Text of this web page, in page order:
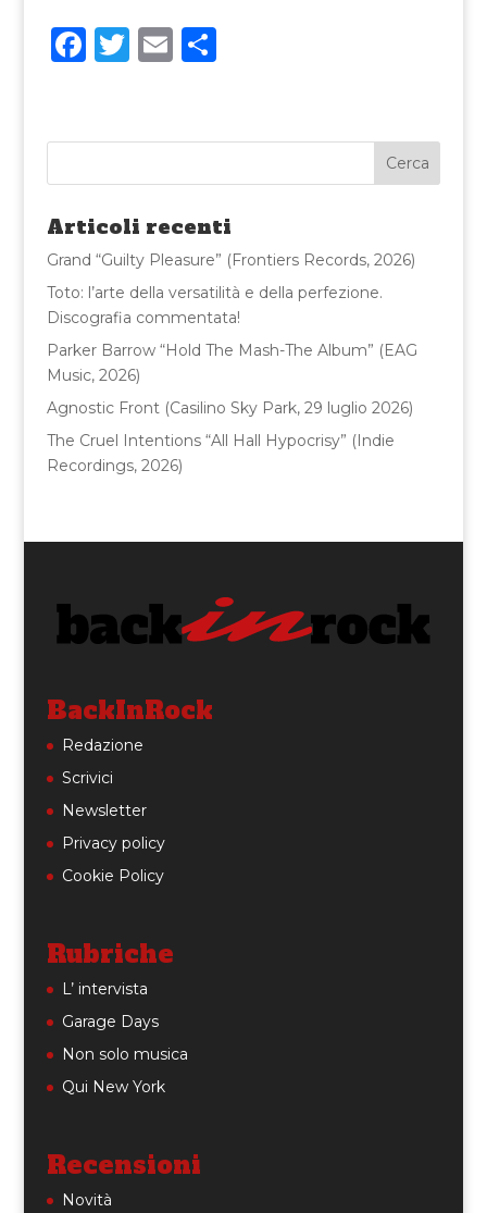
F
e
b
o
o
k
T
te
r
E
l
C
di
vi
di
Articoli recenti
Grand “Guilty Pleasure” (Frontiers Records, 2026)
Toto: l’arte della versatilità e della perfezione.
Discografia commentata!
Parker Barrow “Hold The Mash-The Album” (EAG
Music, 2026)
Agnostic Front (Casilino Sky Park, 29 luglio 2026)
The Cruel Intentions “All Hall Hypocrisy” (Indie
Recordings, 2026)
BackInRock
Redazione
Scrivici
Newsletter
Privacy policy
Cookie Policy
Rubriche
L’ intervista
Garage Days
Non solo musica
Qui New York
Recensioni
Novità